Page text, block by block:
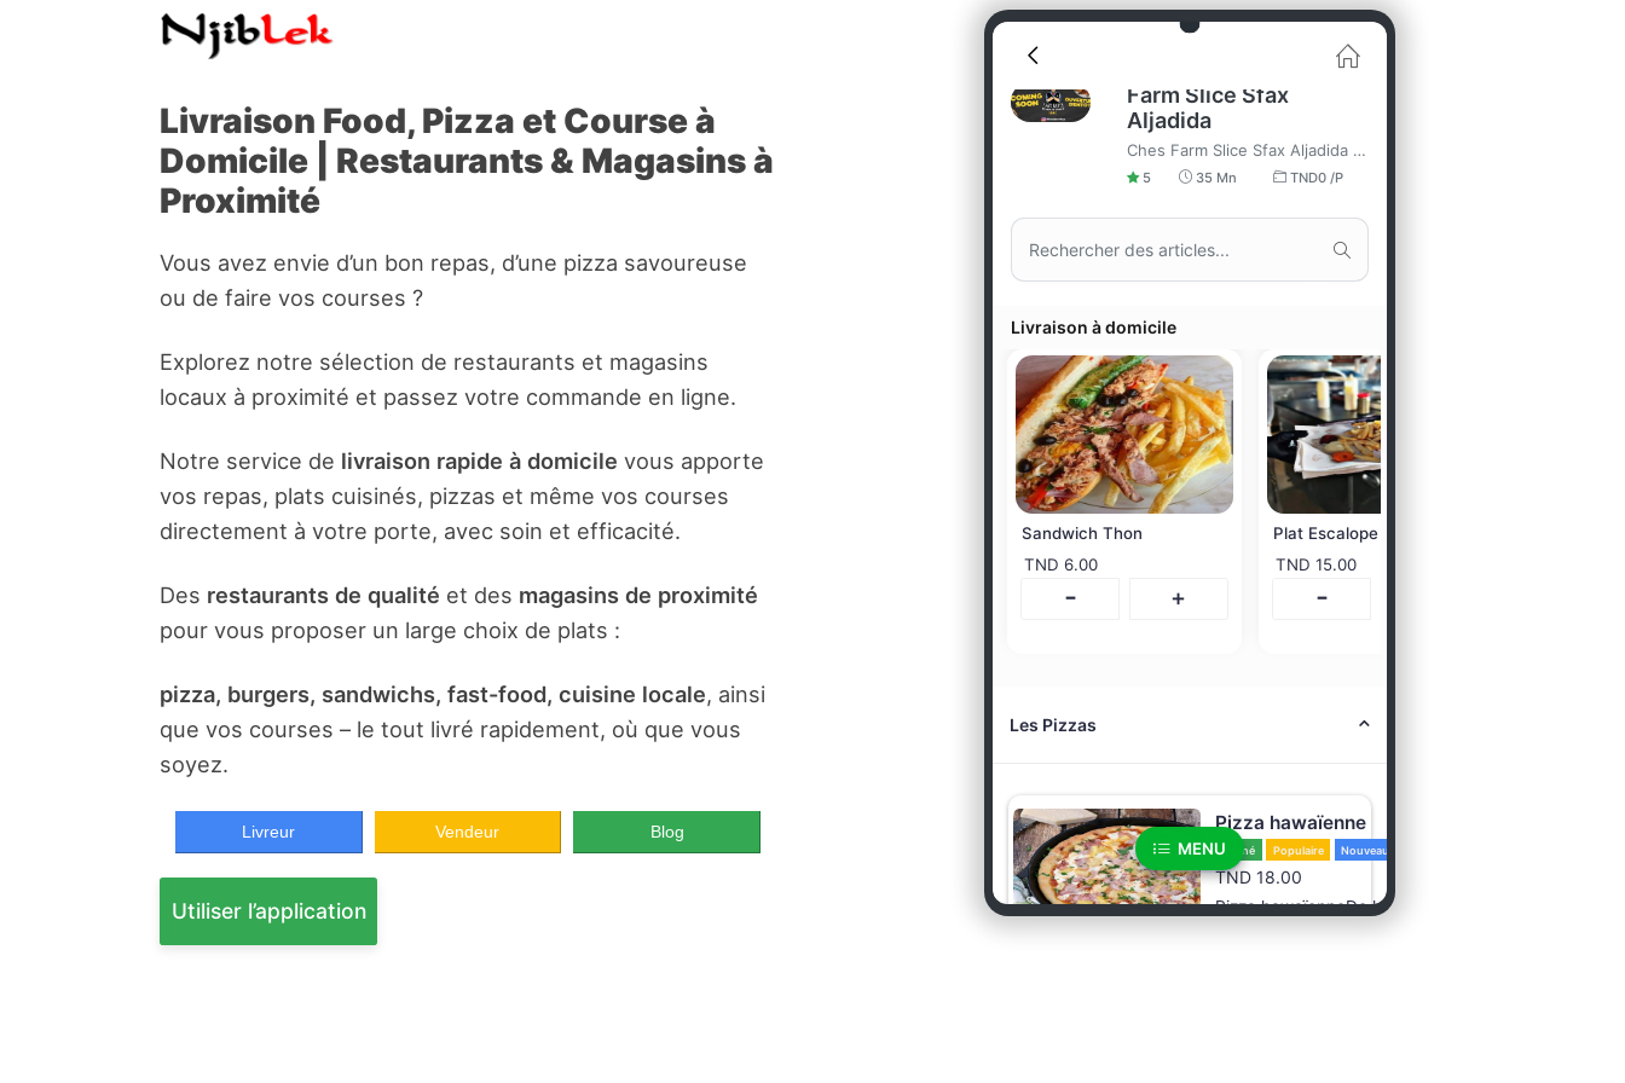
Livraison Food, Pizza et Course à
Domicile | Restaurants & Magasins à
Proximité
Vous avez envie d’un bon repas, d’une pizza savoureuse
ou de faire vos courses ?
Explorez notre sélection de restaurants et magasins
locaux à proximité et passez votre commande en ligne.
Notre service de livraison rapide à domicile vous apporte
vos repas, plats cuisinés, pizzas et même vos courses
directement à votre porte, avec soin et efficacité.
Des restaurants de qualité et des magasins de proximité
pour vous proposer un large choix de plats :
pizza, burgers, sandwichs, fast-food, cuisine locale, ainsi
que vos courses – le tout livré rapidement, où que vous
soyez.
Livreur Vendeur Blog
Utiliser l’application